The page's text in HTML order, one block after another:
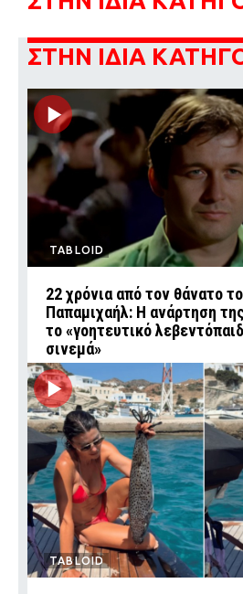
ΣΤΗΝ ΙΔΙΑ
TABLOID
22 χρόνια από τον θάνατο
Παπαμιχαήλ: Η ανάρτηση
το «γοητευτικό
σινεμά»
TABLOID